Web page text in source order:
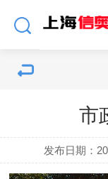
市
发布日期：